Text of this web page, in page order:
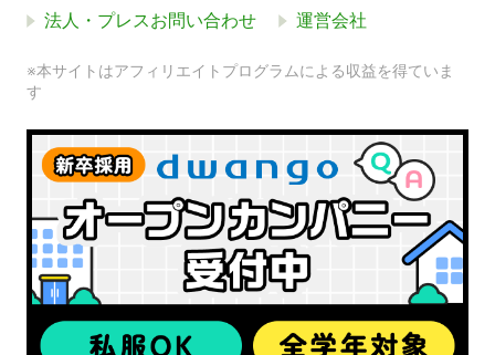
法人・プレスお問い合わせ 運営会社
※本サイトはアフィリエイトプログラムによる収益を得ていま
す